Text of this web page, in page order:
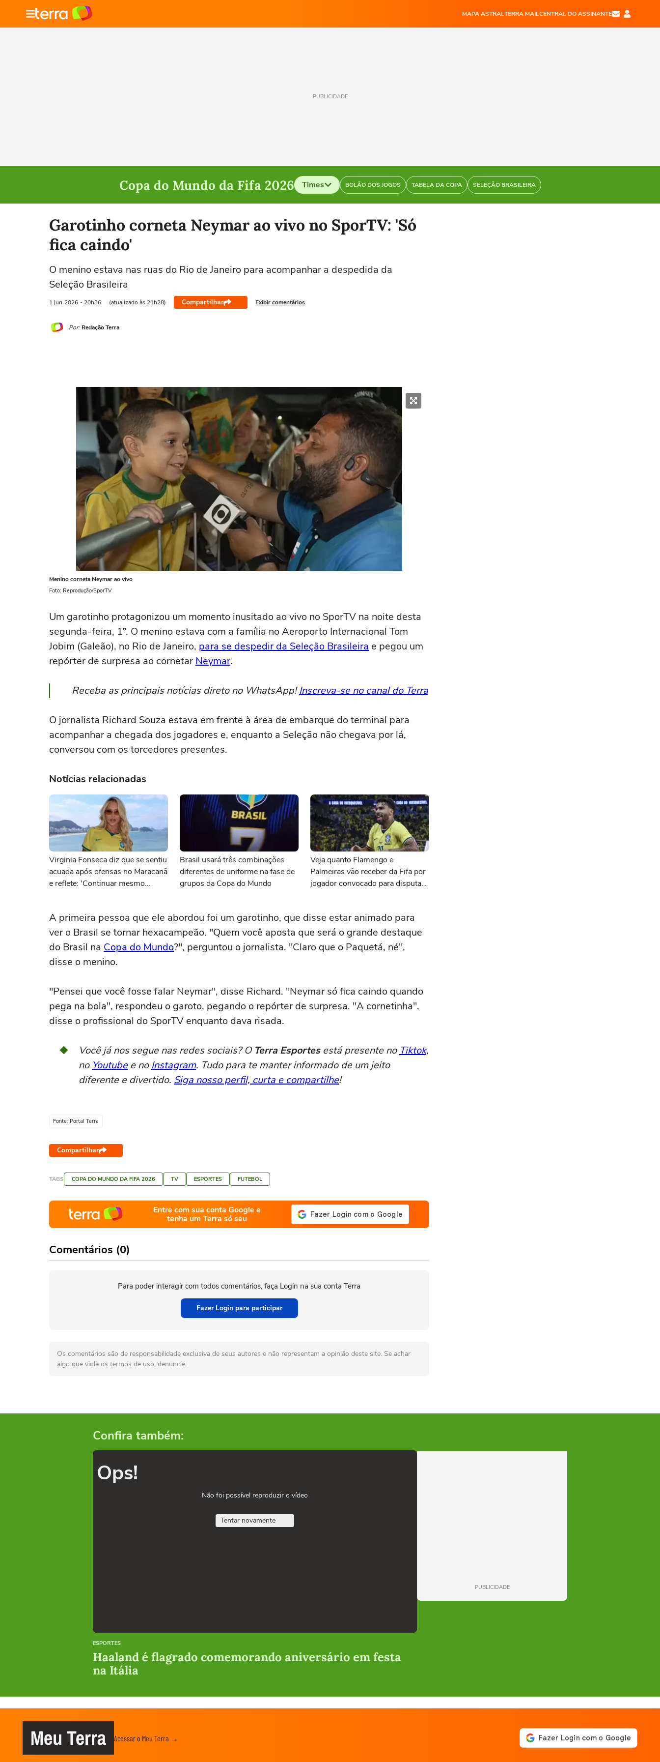
MAPA ASTRALTERRA MAILCENTRAL DO ASSINANTE
PUBLICIDADE
Copa do Mundo da Fifa 2026 Times BOLÃO DOS JOGOS TABELA DA COPA SELEÇÃO BRASILEIRA
Selecione o time para ver as notícias
Garotinho corneta Neymar ao vivo no SporTV: 'Só
fica caindo'
O menino estava nas ruas do Rio de Janeiro para acompanhar a despedida da
Seleção Brasileira
1 jun 2026 - 20h36 (atualizado às 21h28) Compartilhar Exibir comentários
Por: Redação Terra
Menino corneta Neymar ao vivo
Foto: Reprodução/SporTV
Um garotinho protagonizou um momento inusitado ao vivo no SporTV na noite desta
segunda-feira, 1º. O menino estava com a família no Aeroporto Internacional Tom
Jobim (Galeão), no Rio de Janeiro, para se despedir da Seleção Brasileira e pegou um
repórter de surpresa ao cornetar Neymar.
Receba as principais notícias direto no WhatsApp!Inscreva-se no canal do Terra
O jornalista Richard Souza estava em frente à área de embarque do terminal para
acompanhar a chegada dos jogadores e, enquanto a Seleção não chegava por lá,
conversou com os torcedores presentes.
Notícias relacionadas
Virginia Fonseca diz que se sentiu
acuada após ofensas no Maracanã
e reflete: 'Continuar mesmo
Brasil usará três combinações
diferentes de uniforme na fase de
grupos da Copa do Mundo
Veja quanto Flamengo e
Palmeiras vão receber da Fifa por
jogador convocado para disputar
A primeira pessoa que ele abordou foi um garotinho, que disse estar animado para
ver o Brasil se tornar hexacampeão. "Quem você aposta que será o grande destaque
do Brasil na Copa do Mundo?", perguntou o jornalista. "Claro que o Paquetá, né",
disse o menino.
"Pensei que você fosse falar Neymar", disse Richard. "Neymar só fica caindo quando
pega na bola", respondeu o garoto, pegando o repórter de surpresa. "A cornetinha",
disse o profissional do SporTV enquanto dava risada.
Você já nos segue nas redes sociais? O Terra Esportesestá presente no Tiktok,
no Youtubee noInstagram. Tudo para te manter informado de um jeito
diferente e divertido. Siga nosso perfil, curta e compartilhe!
Fonte: Portal Terra
Compartilhar
TAGS COPA DO MUNDO DA FIFA 2026 TV ESPORTES FUTEBOL
Entre com sua conta Google e
tenha um Terra só seu
Comentários (0)
Para poder interagir com todos comentários, faça Login na sua conta Terra
Fazer Login para participar
Os comentários são de responsabilidade exclusiva de seus autores e não representam a opinião deste site. Se achar
algo que viole os termos de uso, denuncie.
Confira também:
Ops!
Não foi possível reproduzir o vídeo
Tentar novamente
ESPORTES
Haaland é flagrado comemorando aniversário em festa
na Itália
PUBLICIDADE
Meu Terra Acessar o Meu Terra →